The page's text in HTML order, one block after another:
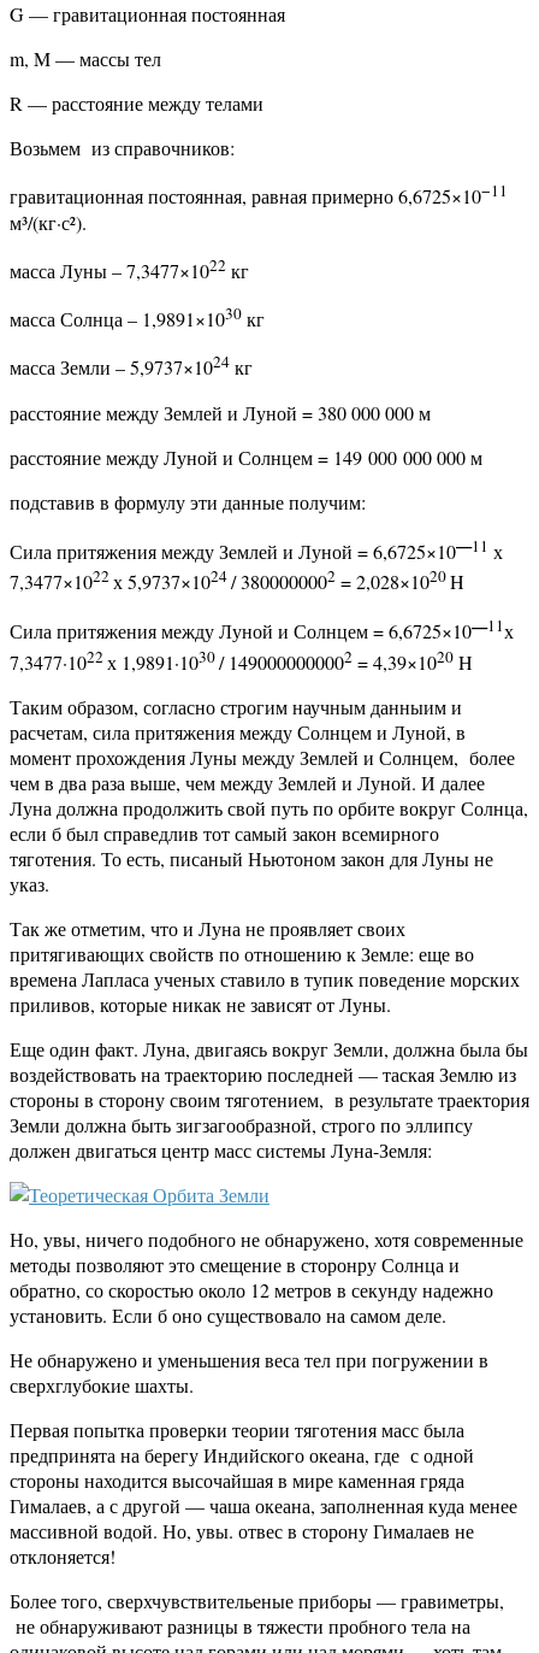
G — гравитационная постоянная
m, M — массы тел
R — расстояние между телами
Возьмем из справочников:
гравитационная постоянная, равная примерно 6,6725×10−11
м³/(кг·с²).
масса Луны – 7,3477×1022 кг
масса Солнца – 1,9891×1030 кг
масса Земли – 5,9737×1024 кг
расстояние между Землей и Луной = 380 000 000 м
расстояние между Луной и Солнцем = 149 000 000 000 м
подставив в формулу эти данные получим:
Сила притяжения между Землей и Луной = 6,6725×10—11 х
7,3477×1022х 5,9737×1024/ 3800000002 = 2,028×1020H
Сила притяжения между Луной и Солнцем = 6,6725×10—11х
7,3477·1022х 1,9891·1030/ 1490000000002 = 4,39×1020 H
Таким образом, согласно строгим научным данныим и
расчетам, сила притяжения между Солнцем и Луной, в
момент прохождения Луны между Землей и Солнцем, более
чем в два раза выше, чем между Землей и Луной. И далее
Луна должна продолжить свой путь по орбите вокруг Солнца,
если б был справедлив тот самый закон всемирного
тяготения. То есть, писаный Ньютоном закон для Луны не
указ.
Так же отметим, что и Луна не проявляет своих
притягивающих свойств по отношению к Земле: еще во
времена Лапласа ученых ставило в тупик поведение морских
приливов, которые никак не зависят от Луны.
Еще один факт. Луна, двигаясь вокруг Земли, должна была бы
воздействовать на траекторию последней — таская Землю из
стороны в сторону своим тяготением, в результате траектория
Земли должна быть зигзагообразной, строго по эллипсу
должен двигаться центр масс системы Луна-Земля:
Но, увы, ничего подобного не обнаружено, хотя современные
методы позволяют это смещение в сторонру Солнца и
обратно, со скоростью около 12 метров в секунду надежно
установить. Если б оно существовало на самом деле.
Не обнаружено и уменьшения веса тел при погружении в
сверхглубокие шахты.
Первая попытка проверки теории тяготения масс была
предпринята на берегу Индийского океана, где с одной
стороны находится высочайшая в мире каменная гряда
Гималаев, а с другой — чаша океана, заполненная куда менее
массивной водой. Но, увы. отвес в сторону Гималаев не
отклоняется!
Более того, сверхчувствительеные приборы — гравиметры,
не обнаруживают разницы в тяжести пробного тела на